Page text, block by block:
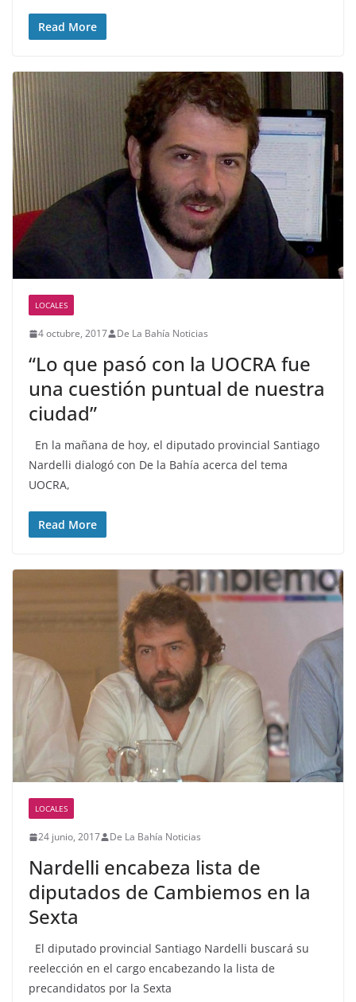
Read More
LOCALES
4 octubre, 2017 De La Bahía Noticias
“Lo que pasó con la UOCRA fue
una cuestión puntual de nuestra
ciudad”
En la mañana de hoy, el diputado provincial Santiago
Nardelli dialogó con De la Bahía acerca del tema
UOCRA,
Read More
LOCALES
24 junio, 2017 De La Bahía Noticias
Nardelli encabeza lista de
diputados de Cambiemos en la
Sexta
El diputado provincial Santiago Nardelli buscará su
reelección en el cargo encabezando la lista de
precandidatos por la Sexta